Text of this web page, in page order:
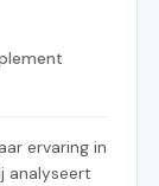
ervaring in
analyseert